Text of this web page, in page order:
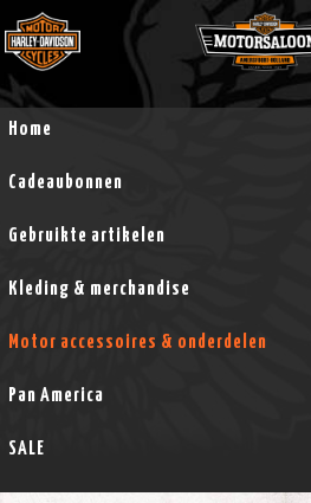
Home
Cadeaubonnen
Gebruikte artikelen
Kleding & merchandise
Motor accessoires & onderdelen
Pan America
SALE